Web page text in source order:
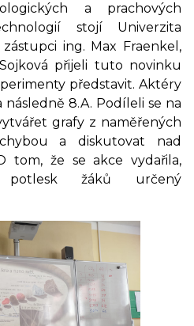
a prachových
stojí Univerzita
ing. Max Fraenkel,
přijeli tuto novinku
představit. Aktéry
8.A. Podíleli se na
grafy z naměřených
a diskutovat nad
tom, že se akce vydařila,
potlesk žáků určený